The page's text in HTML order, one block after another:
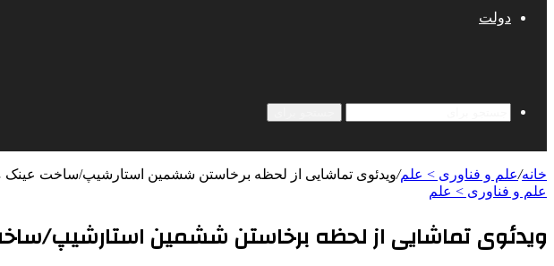
دولت
خانه/علم و فناوری‌ > علم/ویدئوی تماشایی از لحظه برخاستن ششمین استارشیپ/ساخت عینک
علم و فناوری‌ > علم
ویدئوی تماشایی از لحظه برخاستن ششمین استارشیپ/